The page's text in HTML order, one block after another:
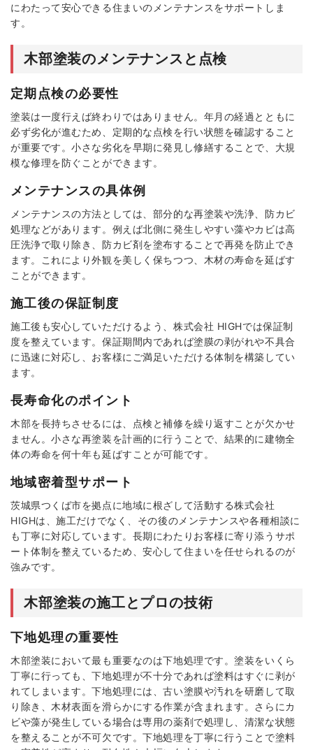
にわたって安心できる住まいのメンテナンスをサポートしま
す。
木部塗装のメンテナンスと点検
定期点検の必要性
塗装は一度行えば終わりではありません。年月の経過とともに
必ず劣化が進むため、定期的な点検を行い状態を確認すること
が重要です。小さな劣化を早期に発見し修繕することで、大規
模な修理を防ぐことができます。
メンテナンスの具体例
メンテナンスの方法としては、部分的な再塗装や洗浄、防カビ
処理などがあります。例えば北側に発生しやすい藻やカビは高
圧洗浄で取り除き、防カビ剤を塗布することで再発を防止でき
ます。これにより外観を美しく保ちつつ、木材の寿命を延ばす
ことができます。
施工後の保証制度
施工後も安心していただけるよう、株式会社 HIGHでは保証制
度を整えています。保証期間内であれば塗膜の剥がれや不具合
に迅速に対応し、お客様にご満足いただける体制を構築してい
ます。
長寿命化のポイント
木部を長持ちさせるには、点検と補修を繰り返すことが欠かせ
ません。小さな再塗装を計画的に行うことで、結果的に建物全
体の寿命を何十年も延ばすことが可能です。
地域密着型サポート
茨城県つくば市を拠点に地域に根ざして活動する株式会社
HIGHは、施工だけでなく、その後のメンテナンスや各種相談に
も丁寧に対応しています。長期にわたりお客様に寄り添うサポ
ート体制を整えているため、安心して住まいを任せられるのが
強みです。
木部塗装の施工とプロの技術
下地処理の重要性
木部塗装において最も重要なのは下地処理です。塗装をいくら
丁寧に行っても、下地処理が不十分であれば塗料はすぐに剥が
れてしまいます。下地処理には、古い塗膜や汚れを研磨して取
り除き、木材表面を滑らかにする作業が含まれます。さらにカ
ビや藻が発生している場合は専用の薬剤で処理し、清潔な状態
を整えることが不可欠です。下地処理を丁寧に行うことで塗料